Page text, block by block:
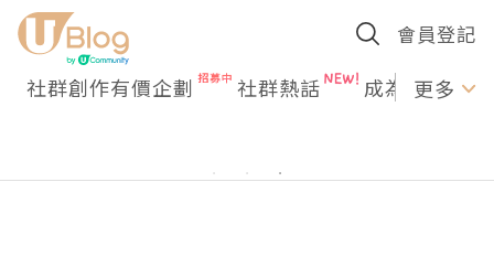
會員登記
社群創作有價企劃 社群熱話 成為U更多